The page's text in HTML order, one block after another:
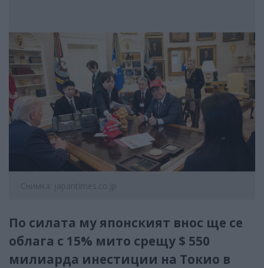
Снимка: japantimes.co.jp
По силата му японският внос ще се
облага с 15% мито срещу $ 550
милиарда инестиции на Токио в